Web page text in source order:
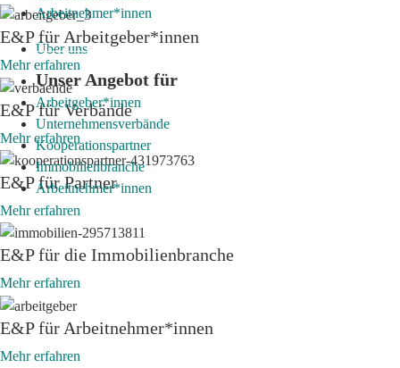
Arbeitnehmer*innen
Über uns
Unser Angebot für
Arbeitgeber*innen
Unternehmensverbände
Kooperationspartner
Immobilienbranche
Arbeitnehmer*innen
E&P für Arbeitgeber*innen
Mehr erfahren
E&P für Verbände
Mehr erfahren
E&P für Partner
Mehr erfahren
E&P für die Immobilienbranche
Mehr erfahren
E&P für Arbeitnehmer*innen
Mehr erfahren